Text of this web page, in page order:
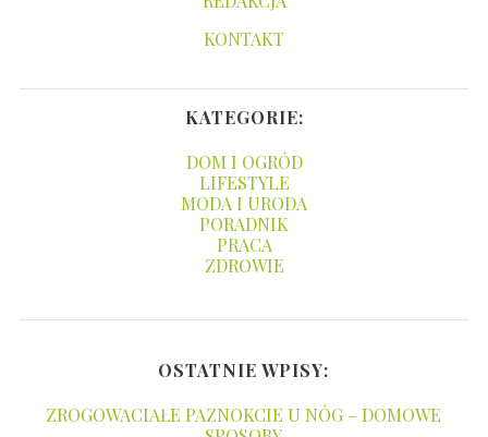
KONTAKT
KATEGORIE:
DOM I OGRÓD
LIFESTYLE
MODA I URODA
PORADNIK
PRACA
ZDROWIE
OSTATNIE WPISY:
ZROGOWACIAŁE PAZNOKCIE U NÓG – DOMOWE